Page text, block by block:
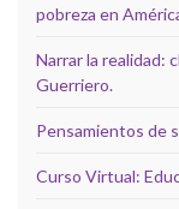
pobreza en
Narrar la realidad:
Guerriero.
Pensamientos de
Curso Virtual: